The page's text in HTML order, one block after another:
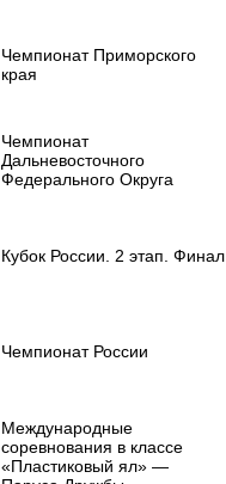
Чемпионат Приморского
края
Чемпионат
Дальневосточного
Федерального Округа
Кубок России. 2 этап. Финал
Чемпионат России
Международные
соревнования в классе
«Пластиковый ял» —